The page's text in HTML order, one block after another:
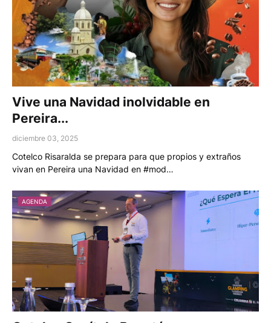
Vive una Navidad inolvidable en
Pereira...
diciembre 03, 2025
Cotelco Risaralda se prepara para que propios y extraños
vivan en Pereira una Navidad en #mod…
AGENDA